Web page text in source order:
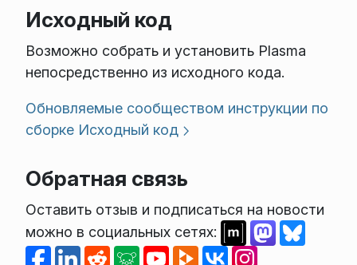
Исходный код
Возможно собрать и установить Plasma
непосредственно из исходного кода.
Обновляемые сообществом инструкции по
сборке Исходный код
Обратная связь
Оставить отзыв и подписаться на новости
можно в социальных сетях: